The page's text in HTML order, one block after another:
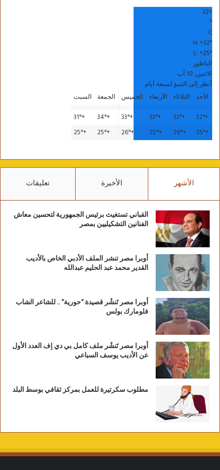
+
32
°
C
H:+32°
L:+25°
الناظور
الاثنين, 10 آب
أنظر إلى التنبؤ لسبعة أيام
الأحد
الثلاثاء الأربعاء الخميس الجمعة
السبت
+
32°
+
33°
+
33°
+
33°
+
34°
+
31°
+
25°
+
26°
+
25°
+
26°
+
25°
+
25°
الأشهر الأخيرة تعليقات
القباني تستغيث برئيس الجمهورية لتحسين معاش
الفنانين التشكيليين بمصر
أوبرا مصر تنشر الملف الأدبي الخاص بالأديب
القدير محمد عبد الحليم عبدالله
أوبرا مصر تَنشُر قصيدة “حورية” .. للشاعر الشاب
فلومارك بولس
أوبرا مصر تَنشُر ملف كامل بي دي إف العدد الأول
عن الأديب يوسف السباعي
مطلوب سكرتيرة للعمل بمركز ثقافي بوسط البلد